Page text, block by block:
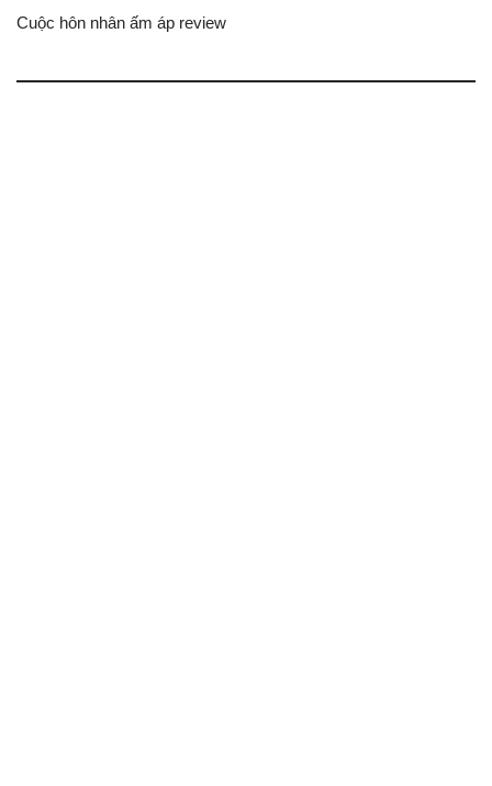
Cuộc hôn nhân ấm áp review